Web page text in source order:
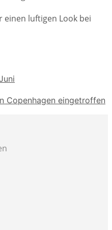
einen luftigen Look bei
Copenhagen eingetroffen